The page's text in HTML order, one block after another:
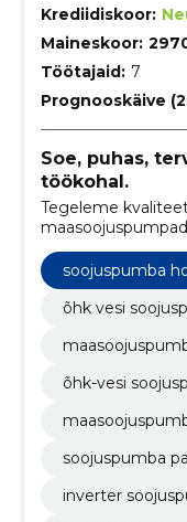
Krediidiskoor:
Maineskoor:
Töötajaid: 7
Prognooskäive
Soe, puhas,
töökohal.
Tegeleme
hooldusega,
soojuspumba
õhk vesi
õhk-vesi
soojuspumba
inverter